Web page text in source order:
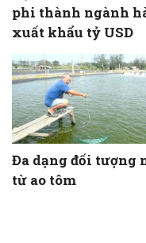
phi thành ngành
xuất khẩu tỷ USD
Đa dạng đối tượng
từ ao tôm